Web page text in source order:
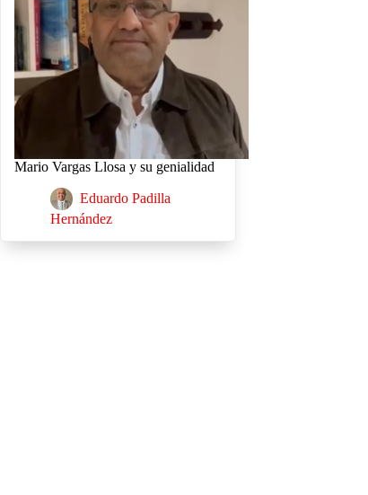
Mario Vargas Llosa y su genialidad
Eduardo Padilla
Hernández